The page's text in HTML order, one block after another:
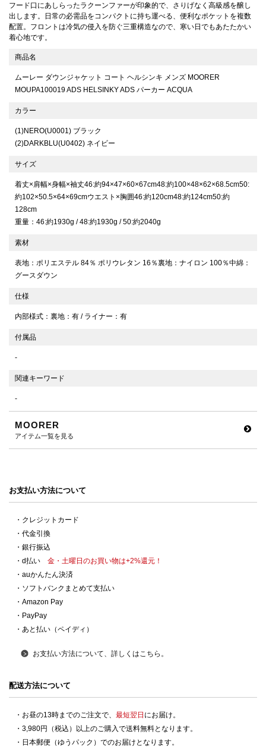
フード口にあしらったラクーンファーが印象的で、さりげなく高級感を醸し
出します。日常の必需品をコンパクトに持ち運べる、便利なポケットを複数
配置。フロントは冷気の侵入を防ぐ三重構造なので、寒い日でもあたたかい
着心地です。
商品名
ムーレー ダウンジャケット コート ヘルシンキ メンズ MOORER
MOUPA100019 ADS HELSINKY ADS パーカー ACQUA
カラー
(1)NERO(U0001) ブラック
(2)DARKBLU(U0402) ネイビー
サイズ
着丈×肩幅×身幅×袖丈46:約94×47×60×67cm48:約100×48×62×68.5cm50:
約102×50.5×64×69cmウエスト×胸囲46:約120cm48:約124cm50:約
128cm
重量：46:約1930g / 48:約1930g / 50:約2040g
素材
表地：ポリエステル 84％ ポリウレタン 16％裏地：ナイロン 100％中綿：
グースダウン
仕様
内部様式：裏地：有 / ライナー：有
付属品
-
関連キーワード
-
MOORER
アイテム一覧を見る
お支払い方法について
・クレジットカード
・代金引換
・銀行振込
・d払い 金・土曜日のお買い物は+2%還元！
・auかんたん決済
・ソフトバンクまとめて支払い
・Amazon Pay
・PayPay
・あと払い（ペイディ）
お支払い方法について、詳しくはこちら。
配送方法について
・お昼の13時までのご注文で、 最短翌日 にお届け。
・3,980円（税込）以上のご購入で送料無料となります。
・日本郵便（ゆうパック）でのお届けとなります。